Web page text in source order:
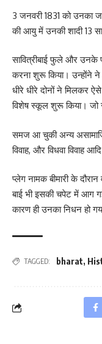
3 जनवरी 1831 को उनका
की आयु में उनकी शादी 13
सावित्रीबाई फुले और उनके
करना शुरू किया। उन्होंने
धीरे धीरे दोनों ने मिलकर
विशेष स्कूल शुरू किया। जो
समज आ चुकी अन्य
विवाह, और विधवा विवाह
प्लेग नामक बीमारी के
बाई भी इसकी चपेट में आग
कारण ही उनका निधन हो
TAGGED: bharat,